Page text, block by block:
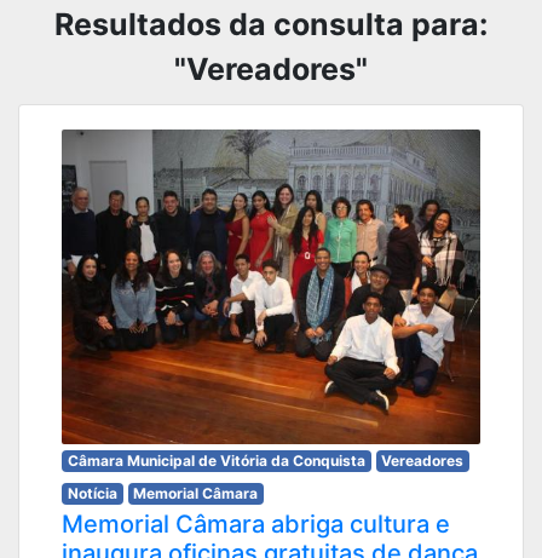
Resultados da consulta para:
"Vereadores"
Câmara Municipal de Vitória da Conquista
Vereadores
Notícia
Memorial Câmara
Memorial Câmara abriga cultura e